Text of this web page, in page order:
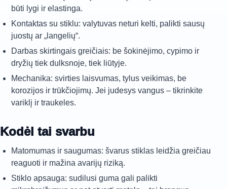
būti lygi ir elastinga.
Kontaktas su stiklu: valytuvas neturi kelti, palikti sausų
juostų ar „langelių“.
Darbas skirtingais greičiais: be šokinėjimo, cypimo ir
dryžių tiek dulksnoje, tiek liūtyje.
Mechanika: svirties laisvumas, tylus veikimas, be
korozijos ir trūkčiojimų. Jei judesys vangus – tikrinkite
variklį ir traukeles.
Kodėl tai svarbu
Matomumas ir saugumas: švarus stiklas leidžia greičiau
reaguoti ir mažina avarijų riziką.
Stiklo apsauga: sudilusi guma gali palikti